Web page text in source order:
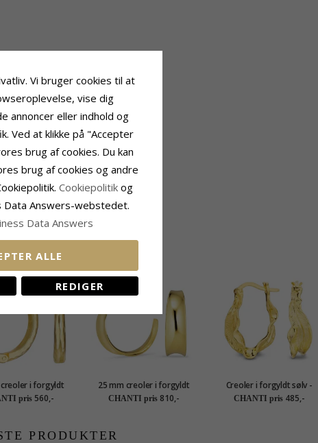
Leveringstid
Leveringstid:2-3 Hverdage
PRODUKTER
i forgyldt
sølvpris 560,-
25 mm creoler i forgyldt
sølv
CHANTI pris 810,-
Creoler i forgyldt sølv -
Lumé Etched
CHANTI pris 485,-
PRODUKTER
Vi bruger cookies til at
vise dig
annoncer eller indhold og
Ved at klikke på "Accepter
brug af cookies. Du kan
brug af cookies og andre
Cookiepolitik og
Data Answers-webstedet.
Data Answers
ALLE
REDIGER